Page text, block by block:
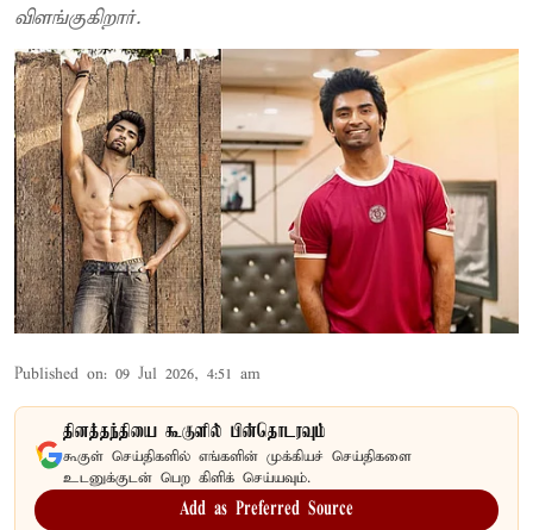
விளங்குகிறார்.
Published on: 09 Jul 2026, 4:51 am
தினத்தந்தியை கூகுளில் பின்தொடரவும்
கூகுள் செய்திகளில் எங்களின் முக்கியச் செய்திகளை
உடனுக்குடன் பெற கிளிக் செய்யவும்.
Add as Preferred Source